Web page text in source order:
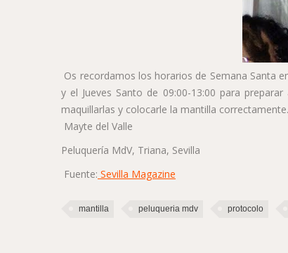
Os recordamos los horarios de Semana Santa
y el Jueves Santo de 09:00-13:00 para
maquillarlas y colocarle la mantilla correctamente.
Mayte del Valle
Peluquería MdV, Triana, Sevilla
Fuente: Sevilla Magazine
mantilla peluqueria mdv protocolo